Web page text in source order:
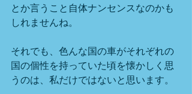
とか言うこと自体ナンセンスなのかも
しれませんね。
それでも、色んな国の車がそれぞれの
国の個性を持っていた頃を懐かしく思
うのは、私だけではないと思います。